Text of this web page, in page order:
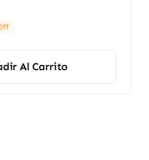
Al Carrito